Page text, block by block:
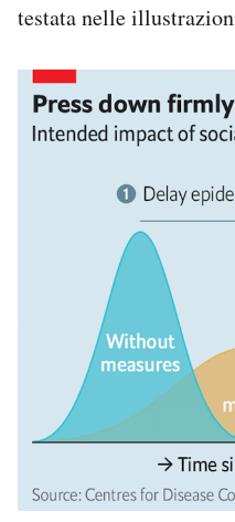
testata nelle